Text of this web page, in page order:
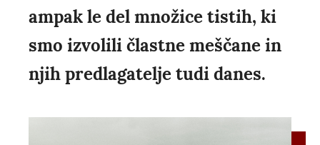
ampak le del množice tistih, ki
smo izvolili člastne meščane in
njih predlagatelje tudi danes.